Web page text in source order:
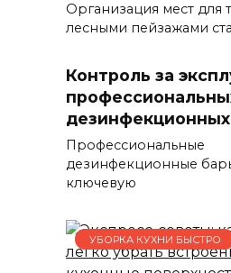
Организация мест для
лесными пейзажами
Контроль за
Профессиональные
дезинфекционные
ключевую
УБОРКА КУХНИ БЫСТРО